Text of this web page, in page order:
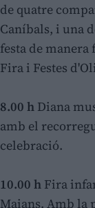
de quatre
Caníbals, i una
festa de
Fira i Festes
8.00 h Diana
amb el
celebració.
10.00 h Fira
Maians. Amb la